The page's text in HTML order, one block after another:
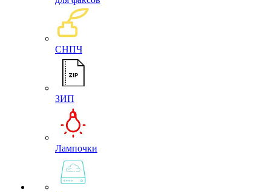
СНПЧ
ЗИП
Лампочки